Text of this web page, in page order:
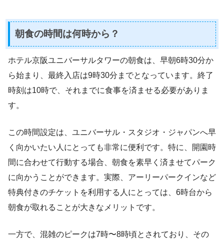
朝食の時間は何時から？
ホテル京阪ユニバーサルタワーの朝食は、早朝6時30分か
ら始まり、最終入店は9時30分までとなっています。終了
時刻は10時で、それまでに食事を済ませる必要がありま
す。
この時間設定は、ユニバーサル・スタジオ・ジャパンへ早
く向かいたい人にとっても非常に便利です。特に、開園時
間に合わせて行動する場合、朝食を素早く済ませてパーク
に向かうことができます。実際、アーリーパークインなど
特典付きのチケットを利用する人にとっては、6時台から
朝食が取れることが大きなメリットです。
一方で、混雑のピークは7時〜8時頃とされており、その